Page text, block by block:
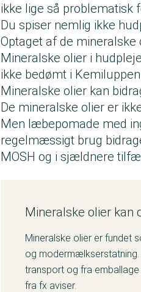
ikke lige så problematisk
Du spiser nemlig ikke
Optaget af de
Mineralske olier i
ikke bedømt i
Mineralske olier kan
De mineralske olier er
Men læbepomade med
regelmæssigt brug
MOSH og i sjældnere
Mineralske olier kan
Mineralske olier er fundet
og modermælkserstatning.
transport og fra
fra fx aviser.